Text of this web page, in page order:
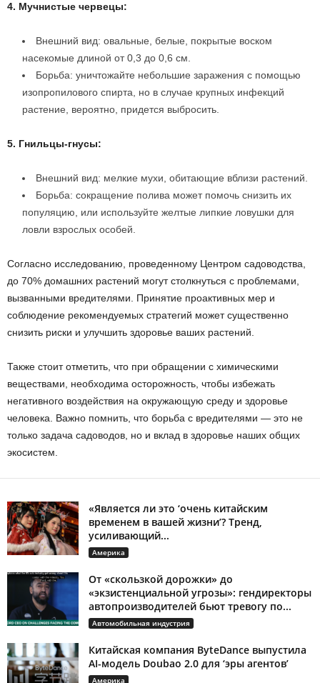
4. Мучнистые червецы:
Внешний вид: овальные, белые, покрытые воском
насекомые длиной от 0,3 до 0,6 см.
Борьба: уничтожайте небольшие заражения с помощью
изопропилового спирта, но в случае крупных инфекций
растение, вероятно, придется выбросить.
5. Гнильцы-гнусы:
Внешний вид: мелкие мухи, обитающие вблизи растений.
Борьба: сокращение полива может помочь снизить их
популяцию, или используйте желтые липкие ловушки для
ловли взрослых особей.
Согласно исследованию, проведенному Центром садоводства,
до 70% домашних растений могут столкнуться с проблемами,
вызванными вредителями. Принятие проактивных мер и
соблюдение рекомендуемых стратегий может существенно
снизить риски и улучшить здоровье ваших растений.
Также стоит отметить, что при обращении с химическими
веществами, необходима осторожность, чтобы избежать
негативного воздействия на окружающую среду и здоровье
человека. Важно помнить, что борьба с вредителями — это не
только задача садоводов, но и вклад в здоровье наших общих
экосистем.
«Является ли это ‘очень китайским
временем в вашей жизни’? Тренд,
усиливающий...
Америка
От «скользкой дорожки» до
«экзистенциальной угрозы»: гендиректоры
автопроизводителей бьют тревогу по...
Автомобильная индустрия
Китайская компания ByteDance выпустила
AI-модель Doubao 2.0 для ‘эры агентов’
Америка